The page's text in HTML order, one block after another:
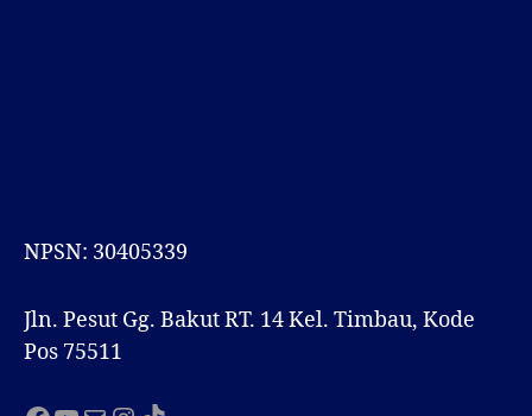
NPSN: 30405339
Jln. Pesut Gg. Bakut RT. 14 Kel. Timbau, Kode
Pos 75511